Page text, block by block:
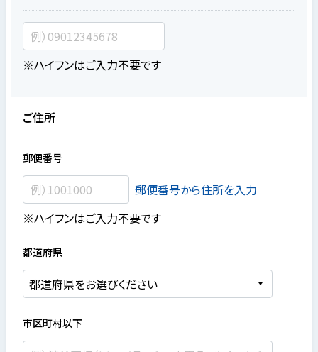
※ハイフンはご入力不要です
ご住所
郵便番号
郵便番号から住所を入力
※ハイフンはご入力不要です
都道府県
市区町村以下